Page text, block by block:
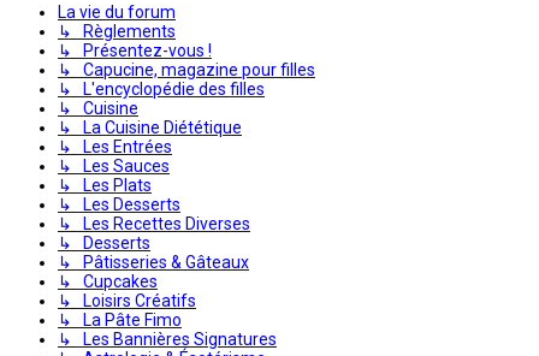
La vie du forum
↳ Règlements
↳ Présentez-vous !
↳ Capucine, magazine pour filles
↳ L'encyclopédie des filles
↳ Cuisine
↳ La Cuisine Diététique
↳ Les Entrées
↳ Les Sauces
↳ Les Plats
↳ Les Desserts
↳ Les Recettes Diverses
↳ Desserts
↳ Pâtisseries & Gâteaux
↳ Cupcakes
↳ Loisirs Créatifs
↳ La Pâte Fimo
↳ Les Bannières Signatures